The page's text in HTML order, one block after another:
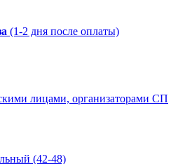
(1-2 дня после оплаты)
лицами, организаторами СП